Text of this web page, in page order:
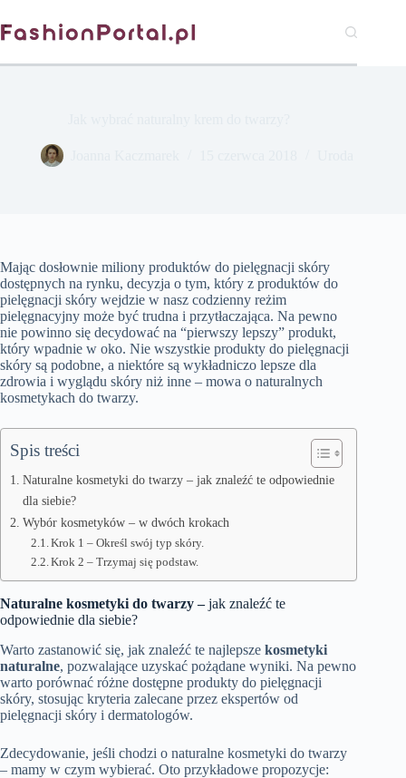
do
treści
Mając dosłownie miliony produktów do pielęgnacji skóry
dostępnych na rynku, decyzja o tym, który z produktów do
pielęgnacji skóry wejdzie w nasz codzienny reżim
pielęgnacyjny może być trudna i przytłaczająca. Na pewno
nie powinno się decydować na “pierwszy lepszy” produkt,
który wpadnie w oko. Nie wszystkie produkty do pielęgnacji
skóry są podobne, a niektóre są wykładniczo lepsze dla
zdrowia i wyglądu skóry niż inne – mowa o naturalnych
kosmetykach do twarzy.
Spis treści
Naturalne kosmetyki do twarzy – jak znaleźć te odpowiednie
dla siebie?
Wybór kosmetyków – w dwóch krokach
Krok 1 – Określ swój typ skóry.
Krok 2 – Trzymaj się podstaw.
Naturalne kosmetyki do twarzy –jak znaleźć te
odpowiednie dla siebie?
Warto zastanowić się, jak znaleźć te najlepsze kosmetyki
naturalne, pozwalające uzyskać pożądane wyniki. Na pewno
warto porównać różne dostępne produkty do pielęgnacji
skóry, stosując kryteria zalecane przez ekspertów od
pielęgnacji skóry i dermatologów.
Zdecydowanie, jeśli chodzi o naturalne kosmetyki do twarzy
– mamy w czym wybierać. Oto przykładowe propozycje: